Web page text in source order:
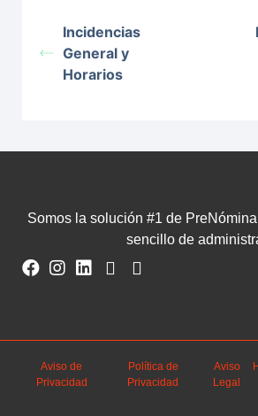
Incidencias
General y
Horarios
Somos la solución #1 de
sencillo de
Aviso de
Privacidad
Política de
Privacidad
Aviso
Legal